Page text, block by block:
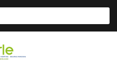
Visit
Baarle